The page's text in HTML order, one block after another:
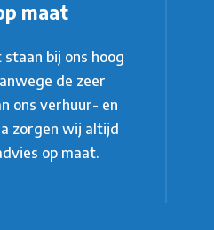
maat
bij ons hoog
de zeer
ons verhuur- en
zorgen wij altijd
op maat.